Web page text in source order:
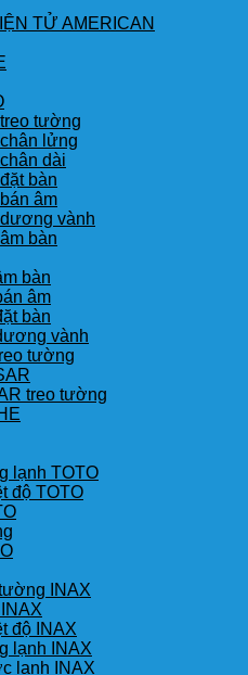
TỬ AMERICAN
tường
lửng
dài
bàn
âm
vành
bàn
bàn
âm
bàn
vành
tường
treo tường
lạnh TOTO
độ TOTO
INAX
độ INAX
lạnh INAX
lạnh INAX